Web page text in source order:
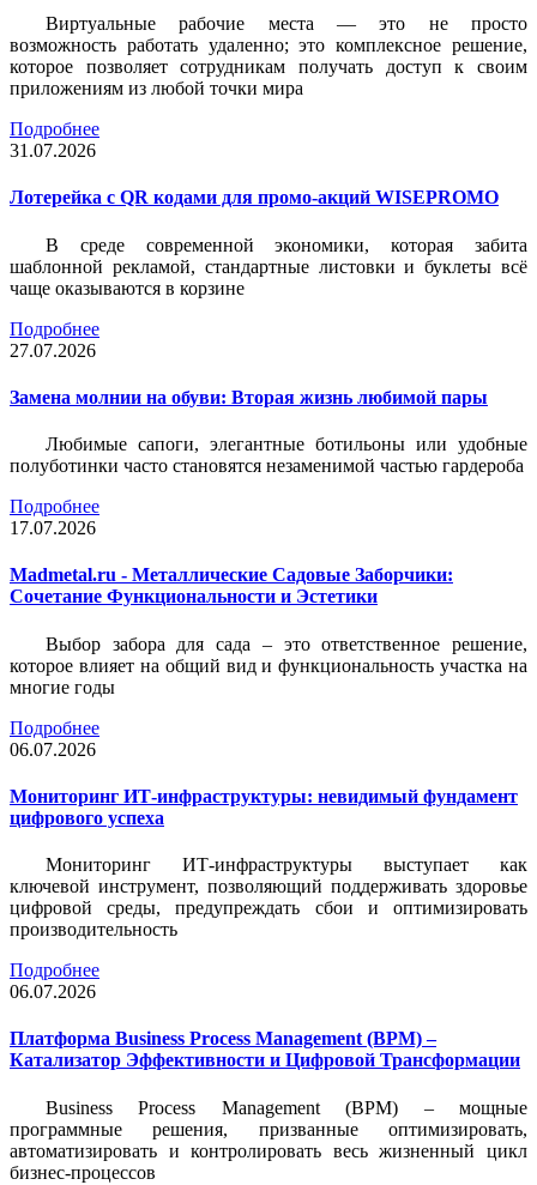
Виртуальные рабочие места — это не просто
возможность работать удаленно; это комплексное решение,
которое позволяет сотрудникам получать доступ к своим
приложениям из любой точки мира
Подробнее
31.07.2026
Лотерейка c QR кодами для промо-акций WISEPROMO
В среде современной экономики, которая забита
шаблонной рекламой, стандартные листовки и буклеты всё
чаще оказываются в корзине
Подробнее
27.07.2026
Замена молнии на обуви: Вторая жизнь любимой пары
Любимые сапоги, элегантные ботильоны или удобные
полуботинки часто становятся незаменимой частью гардероба
Подробнее
17.07.2026
Madmetal.ru - Металлические Садовые Заборчики:
Сочетание Функциональности и Эстетики
Выбор забора для сада – это ответственное решение,
которое влияет на общий вид и функциональность участка на
многие годы
Подробнее
06.07.2026
Мониторинг ИТ-инфраструктуры: невидимый фундамент
цифрового успеха
Мониторинг ИТ-инфраструктуры выступает как
ключевой инструмент, позволяющий поддерживать здоровье
цифровой среды, предупреждать сбои и оптимизировать
производительность
Подробнее
06.07.2026
Платформа Business Process Management (BPM) –
Катализатор Эффективности и Цифровой Трансформации
Business Process Management (BPM) – мощные
программные решения, призванные оптимизировать,
автоматизировать и контролировать весь жизненный цикл
бизнес-процессов